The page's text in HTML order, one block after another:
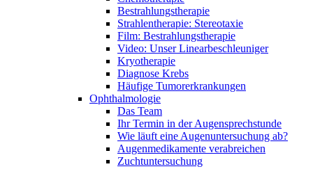
Bestrahlungstherapie
Strahlentherapie: Stereotaxie
Film: Bestrahlungstherapie
Video: Unser Linearbeschleuniger
Kryotherapie
Diagnose Krebs
Häufige Tumorerkrankungen
Ophthalmologie
Das Team
Ihr Termin in der Augensprechstunde
Wie läuft eine Augenuntersuchung ab?
Augenmedikamente verabreichen
Zuchtuntersuchung